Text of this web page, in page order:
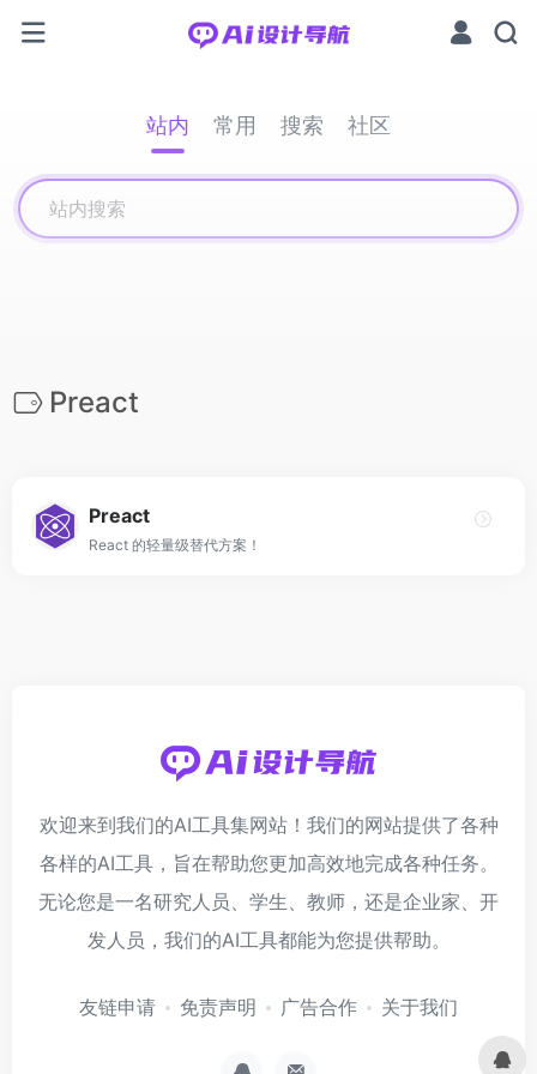
站内 常用 搜索 社区
Preact
Preact
React 的轻量级替代方案！
欢迎来到我们的AI工具集网站！我们的网站提供了各种
各样的AI工具，旨在帮助您更加高效地完成各种任务。
无论您是一名研究人员、学生、教师，还是企业家、开
发人员，我们的AI工具都能为您提供帮助。
友链申请 免责声明 广告合作 关于我们